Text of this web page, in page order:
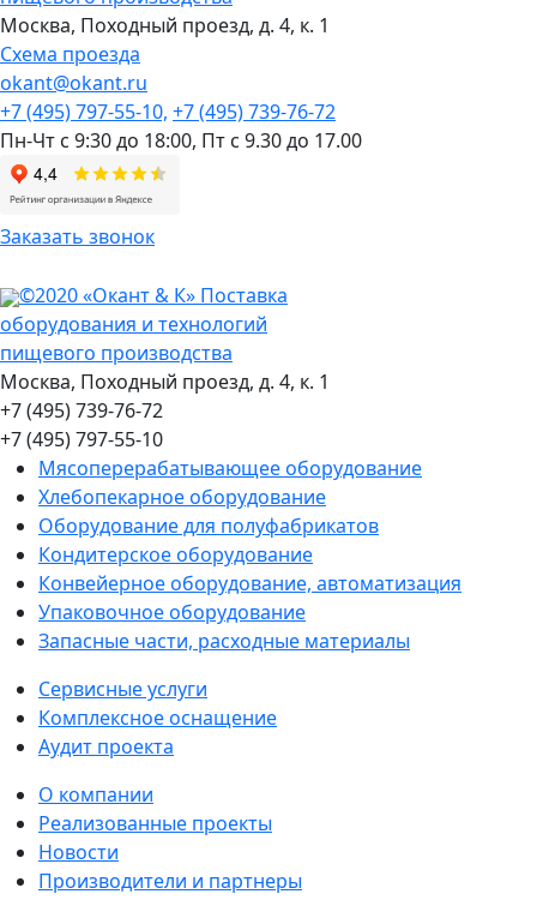
Москва, Походный проезд, д. 4, к. 1
Схема проезда
okant@okant.ru
+7 (495) 797-55-10, +7 (495) 739-76-72
Пн-Чт с 9:30 до 18:00, Пт с 9.30 до 17.00
Заказать звонок
©2020 «Окант & К» Поставка
оборудования и технологий
пищевого производства
Москва, Походный проезд, д. 4, к. 1
+7 (495) 739-76-72
+7 (495) 797-55-10
Мясоперерабатывающее оборудование
Хлебопекарное оборудование
Оборудование для полуфабрикатов
Кондитерское оборудование
Конвейерное оборудование, автоматизация
Упаковочное оборудование
Запасные части, расходные материалы
Сервисные услуги
Комплексное оснащение
Аудит проекта
О компании
Реализованные проекты
Новости
Производители и партнеры